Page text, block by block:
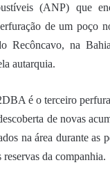
(ANP) que
de um poço
Recôncavo, na
autarquia.
é o terceiro
de novas
na área durante as
da companhia.